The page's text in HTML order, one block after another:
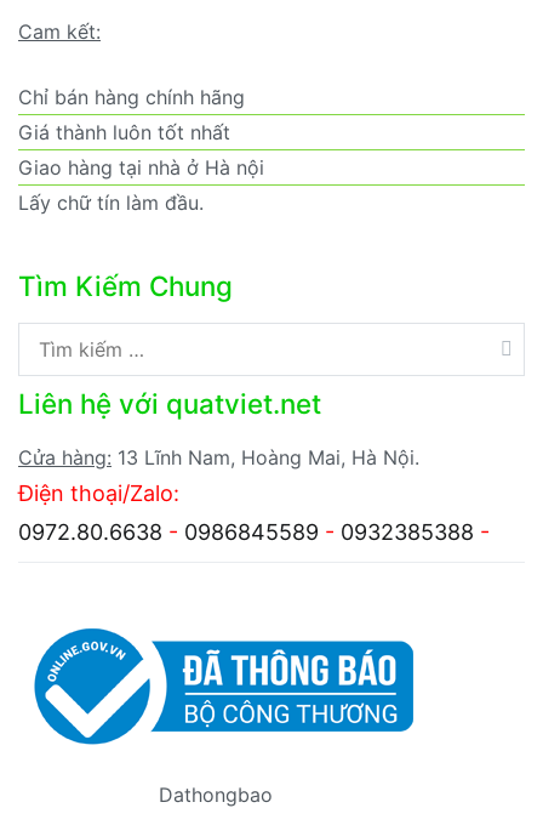
Cam kết:
Chỉ bán hàng chính hãng
Giá thành luôn tốt nhất
Giao hàng tại nhà ở Hà nội
Lấy chữ tín làm đầu.
Tìm Kiếm Chung
Tìm
kiếm
cho:
Liên hệ với quatviet.net
Cửa hàng: 13 Lĩnh Nam, Hoàng Mai, Hà Nội.
Điện thoại/Zalo:
0972.80.6638 - 0986845589 - 0932385388 -
Dathongbao